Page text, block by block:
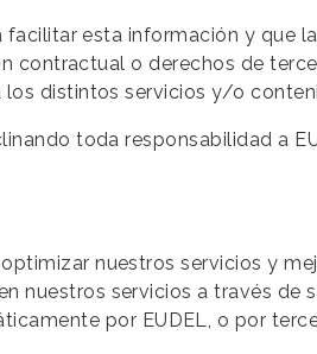
esta información y que
contractual o derechos de
distintos servicios y/o
toda responsabilidad a
nuestros servicios y
nuestros servicios a través de
por EUDEL, o por